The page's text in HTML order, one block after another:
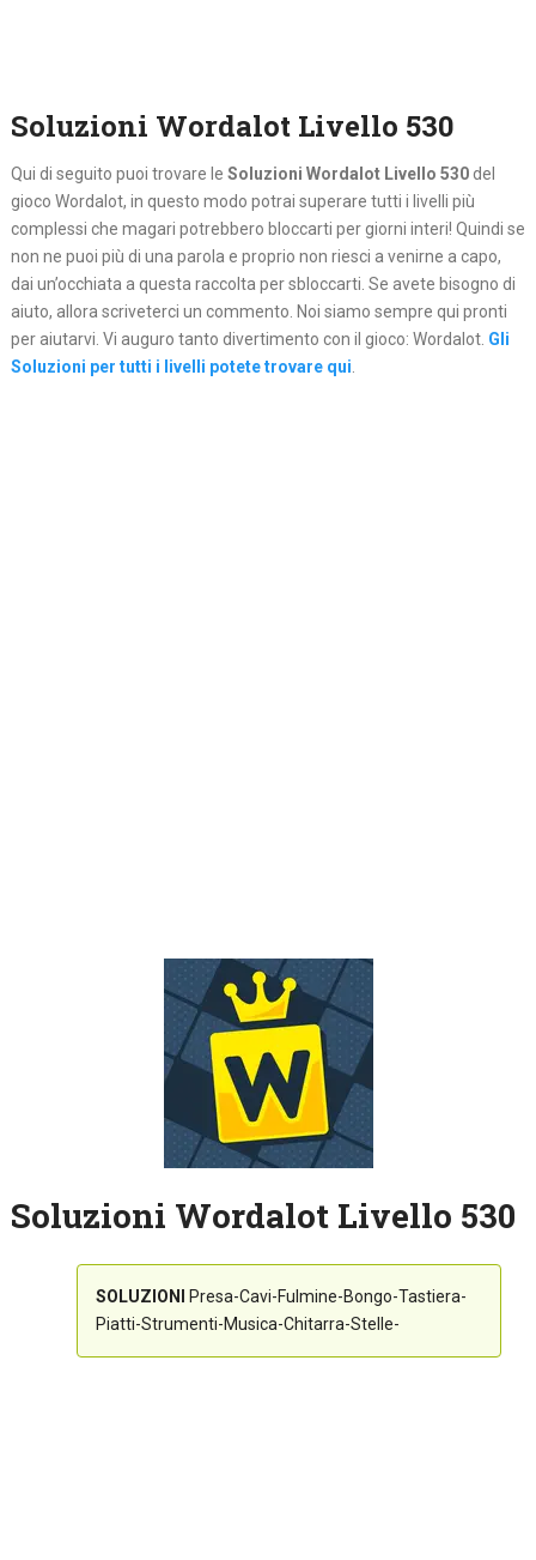
Soluzioni Wordalot Livello 530
Qui di seguito puoi trovare le Soluzioni Wordalot Livello 530del
gioco Wordalot, in questo modo potrai superare tutti i livelli più
complessi che magari potrebbero bloccarti per giorni interi! Quindi se
non ne puoi più di una parola e proprio non riesci a venirne a capo,
dai un’occhiata a questa raccolta per sbloccarti. Se avete bisogno di
aiuto, allora scriveterci un commento. Noi siamo sempre qui pronti
per aiutarvi. Vi auguro tanto divertimento con il gioco: Wordalot. Gli
Soluzioni per tutti i livelli potete trovare qui.
Soluzioni Wordalot Livello 530
SOLUZIONI
Presa-Cavi-Fulmine-Bongo-Tastiera-
Piatti-Strumenti-Musica-Chitarra-Stelle-